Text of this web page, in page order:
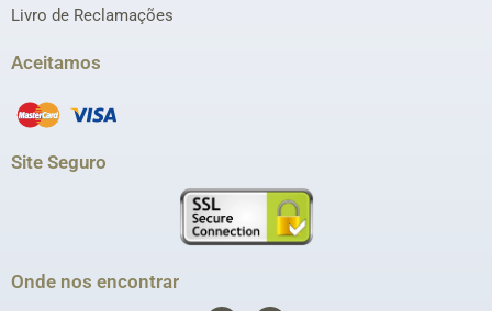
Livro de Reclamações
Aceitamos
Site Seguro
Onde nos encontrar